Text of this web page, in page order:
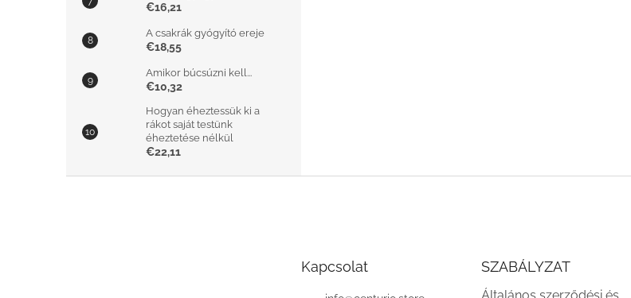
€16,21
A csakrák gyógyító ereje
€18,55
Amikor búcsúzni kell...
€10,32
Hogyan éheztessük ki a
rákot saját testünk
éheztetése nélkül
€22,11
Kapcsolat SZABÁLYZAT